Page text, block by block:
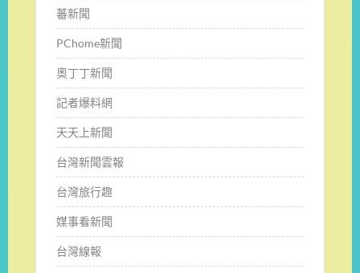
蕃新聞
PChome新聞
奧丁丁新聞
記者爆料網
天天上新聞
台灣新聞雲報
台灣旅行趣
媒事看新聞
台灣線報